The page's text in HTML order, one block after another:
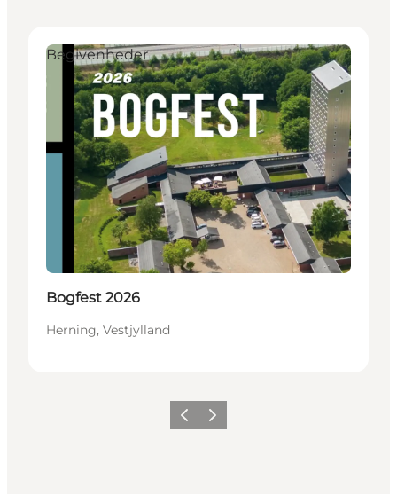
Begivenheder
Bogfest 2026
Herning, Vestjylland
Forrige billede
Næste billede